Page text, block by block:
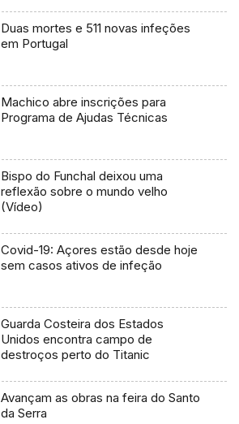
Duas mortes e 511 novas infeções
em Portugal
Machico abre inscrições para
Programa de Ajudas Técnicas
Bispo do Funchal deixou uma
reflexão sobre o mundo velho
(Vídeo)
Covid-19: Açores estão desde hoje
sem casos ativos de infeção
Guarda Costeira dos Estados
Unidos encontra campo de
destroços perto do Titanic
Avançam as obras na feira do Santo
da Serra